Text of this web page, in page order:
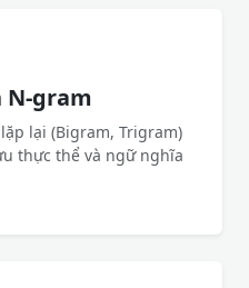
N-gram
lại (Bigram, Trigram)
thực thể và ngữ nghĩa